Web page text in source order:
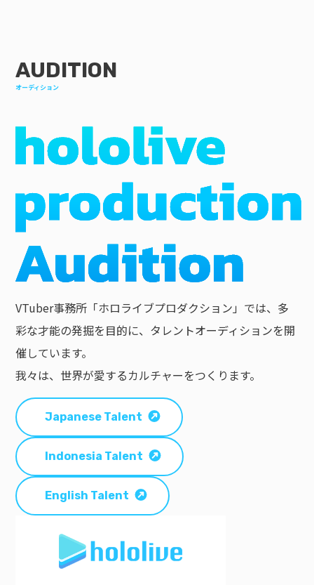
AUDITION
オーディション
VTuber事務所「ホロライブプロダクション」では、多
彩な才能の発掘を目的に、タレントオーディションを開
催しています。
我々は、世界が愛するカルチャーをつくります。
Japanese Talent
Indonesia Talent
English Talent